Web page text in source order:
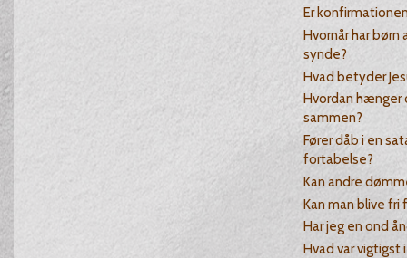
Er
Hvornår har
synde?
Hvad betyder
Hvordan hænger
sammen?
Fører dåb i en
fortabelse?
Kan andre
Kan man blive fri
Har jeg en ond
Hvad var vigtigst i